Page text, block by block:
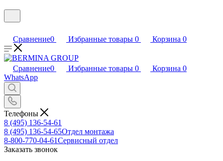
Сравнение0 Избранные товары 0 Корзина 0
Сравнение0 Избранные товары 0 Корзина 0
WhatsApp
Телефоны
8 (495) 136-54-61
8 (495) 136-54-65Отдел монтажа
8-800-770-04-61Сервисный отдел
Заказать звонок